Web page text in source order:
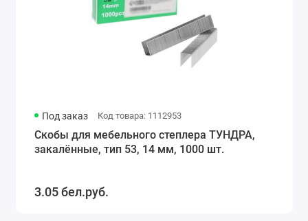
Под заказ Код товара: 1112953
Скобы для мебельного степлера ТУНДРА,
закалённые, тип 53, 14 мм, 1000 шт.
3.05 бел.руб.